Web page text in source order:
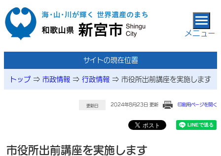
本文へ移動
メニュー
サイトの現在位置
トップ ⇒ 市政情報 ⇒ 行政情報 ⇒ 市役所出前講座を実施します
更新日 2024年8月23日 更新 印刷用ページを開く
市役所出前講座を実施します